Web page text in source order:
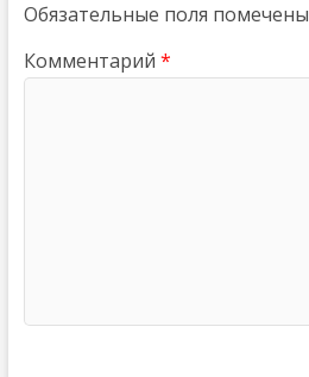
Обязательные поля помечены
Комментарий *